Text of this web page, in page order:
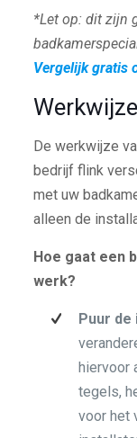
*Let op: dit zijn
Vergelijk gratis
De werkwijze
bedrijf flink
met uw
alleen de
Hoe gaat een
werk?
Puur de
hiervoor
tegels,
voor het